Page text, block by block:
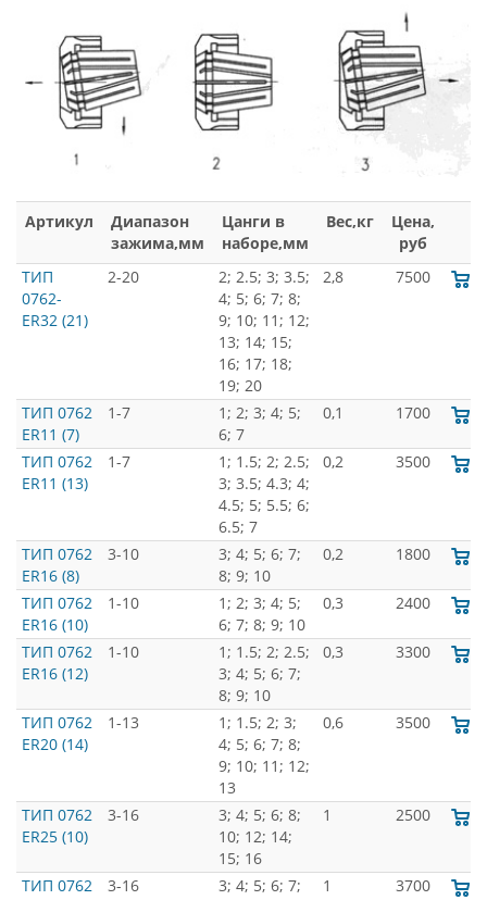
Артикул
Диапазон
зажима,мм
Цанги в
наборе,мм
Вес,кг
Цена,
руб
ТИП
0762-
ER32 (21)
2-20
2; 2.5; 3; 3.5;
4; 5; 6; 7; 8;
9; 10; 11; 12;
13; 14; 15;
16; 17; 18;
19; 20
2,8 7500
ТИП 0762
ER11 (7)
1-7
1; 2; 3; 4; 5;
6; 7
0,1 1700
ТИП 0762
ER11 (13)
1-7
1; 1.5; 2; 2.5;
3; 3.5; 4.3; 4;
4.5; 5; 5.5; 6;
6.5; 7
0,2 3500
ТИП 0762
ER16 (8)
3-10
3; 4; 5; 6; 7;
8; 9; 10
0,2 1800
ТИП 0762
ER16 (10)
1-10
1; 2; 3; 4; 5;
6; 7; 8; 9; 10
0,3 2400
ТИП 0762
ER16 (12)
1-10
1; 1.5; 2; 2.5;
3; 4; 5; 6; 7;
8; 9; 10
0,3 3300
ТИП 0762
ER20 (14)
1-13
1; 1.5; 2; 3;
4; 5; 6; 7; 8;
9; 10; 11; 12;
13
0,6 3500
ТИП 0762
ER25 (10)
3-16
3; 4; 5; 6; 8;
10; 12; 14;
15; 16
1 2500
ТИП 0762
3-16
3; 4; 5; 6; 7;
1 3700